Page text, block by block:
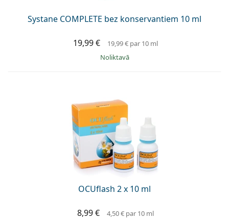
Systane COMPLETE bez konservantiem 10 ml
19,99 € 19,99 € par 10 ml
Noliktavā
OCUflash 2 x 10 ml
8,99 € 4,50 € par 10 ml